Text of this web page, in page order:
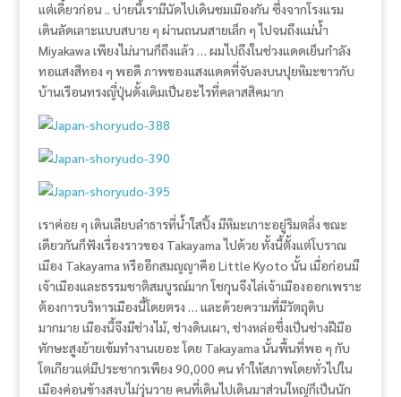
แต่เดี๋ยวก่อน .. บ่ายนี้เรามีนัดไปเดินชมเมืองกัน ซึ่งจากโรงแรม
เดินลัดเลาะแบบสบาย ๆ ผ่านถนนสายเล็ก ๆ ไปจนถึงแม่น้ำ
Miyakawa เพียงไม่นานก็ถึงแล้ว … ผมไปถึงในช่วงแดดเย็นกำลัง
ทอแสงสีทอง ๆ พอดี ภาพของแสงแดดที่จับลงบนปุยหิมะขาวกับ
บ้านเรือนทรงญี่ปุ่นดั้งเดิมเป็นอะไรที่คลาสสิคมาก
เราค่อย ๆ เดินเลียบลำธารที่น้ำใสปิ้ง มีหิมะเกาะอยู่ริมตลิ่ง ขณะ
เดียวกันก็ฟังเรื่องราวของ Takayama ไปด้วย ทั้งนี้ตั้งแต่โบราณ
เมือง Takayama หรืออีกสมญญาคือ Little Kyoto นั้น เมื่อก่อนมี
เจ้าเมืองและธรรมชาติสมบูรณ์มาก โชกุนจึงไล่เจ้าเมืองออกเพราะ
ต้องการบริหารเมืองนี้โดยตรง … และด้วยความที่มีวัตถุดิบ
มากมาย เมืองนี้จึงมีช่างไม้, ช่างดินเผา, ช่างหล่อซึ่งเป็นช่างฝีมือ
ทักษะสูงย้ายเข้มทำงานเยอะ โดย Takayama นั้นพื้นที่พอ ๆ กับ
โตเกียวแต่มีประชากรเพียง 90,000 คน ทำให้สภาพโดยทั่วไปใน
เมืองค่อนข้างสงบไม่วุ่นวาย คนที่เดินไปเดินมาส่วนใหญ่ก็เป็นนัก